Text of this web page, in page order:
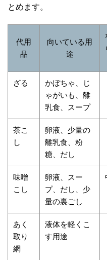
とめます。
代用
品
向いている用
途
ざる
かぼちゃ、じ
ゃがいも、離
乳食、スープ
茶こ
し
卵液、少量の
離乳食、粉
糖、だし
味噌
こし
卵液、スー
プ、だし、少
量の裏ごし
あく
取り
網
液体を軽くこ
す用途